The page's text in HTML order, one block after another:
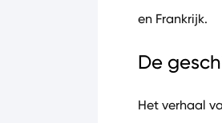
en Frankrijk.
De
Het verhaal